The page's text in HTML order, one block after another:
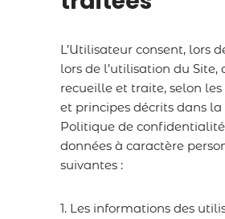
L’Utilisateur consent, lors
lors de l’utilisation du Site,
recueille et traite, selon
et principes décrits dans la
Politique de
données à caractère
suivantes :
1. Les informations des